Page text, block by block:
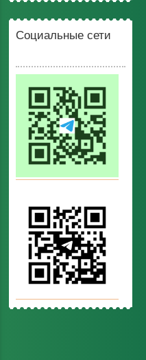
Социальные сети